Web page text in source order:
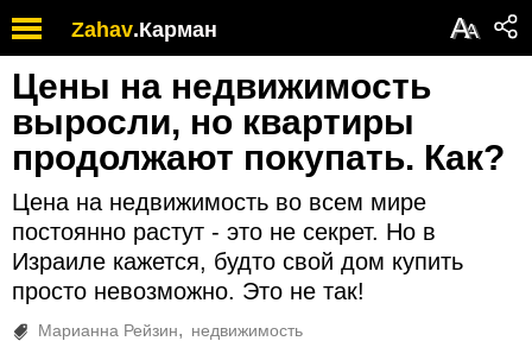
Zahav.Карман АА
Цены на недвижимость
выросли, но квартиры
продолжают покупать. Как?
Цена на недвижимость во всем мире
постоянно растут - это не секрет. Но в
Израиле кажется, будто свой дом купить
просто невозможно. Это не так!
Марианна Рейзин
недвижимость